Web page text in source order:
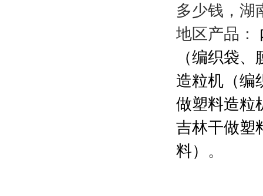
多少钱，湖
地区产品：
（编织袋、
造粒机（编
做塑料造粒
吉林干做塑
料） 。